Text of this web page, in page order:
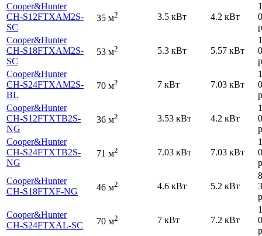
Cooper&Hunter
CH-S12FTXAM2S-
SC
35 м2 3.5 кВт 4.2 кВт
Cooper&Hunter
CH-S18FTXAM2S-
SC
53 м2 5.3 кВт 5.57 кВт
Cooper&Hunter
CH-S24FTXAM2S-
BL
70 м2 7 кВт 7.03 кВт
Cooper&Hunter
CH-S12FTXTB2S-
NG
36 м2 3.53 кВт 4.2 кВт
Cooper&Hunter
CH-S24FTXTB2S-
NG
71 м2 7.03 кВт 7.03 кВт
Cooper&Hunter
CH-S18FTXF-NG
46 м2 4.6 кВт 5.2 кВт
Cooper&Hunter
CH-S24FTXAL-SC
70 м2 7 кВт 7.2 кВт